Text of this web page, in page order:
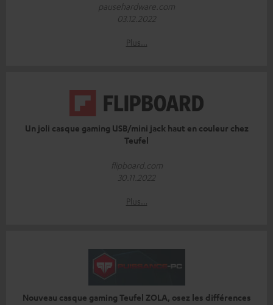
pausehardware.com
03.12.2022
Plus…
Un joli casque gaming USB/mini jack haut en couleur chez
Teufel
flipboard.com
30.11.2022
Plus…
Nouveau casque gaming Teufel ZOLA, osez les différences